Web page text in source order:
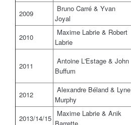
2009
Bruno Carré & Yvan
Joyal
2010
Maxime Labrie & Robert
Labrie
2011
Antoine L'Estage & John
Buffum
2012
Alexandre Béland & Lyne
Murphy
2013/14/15
Maxime Labrie & Anik